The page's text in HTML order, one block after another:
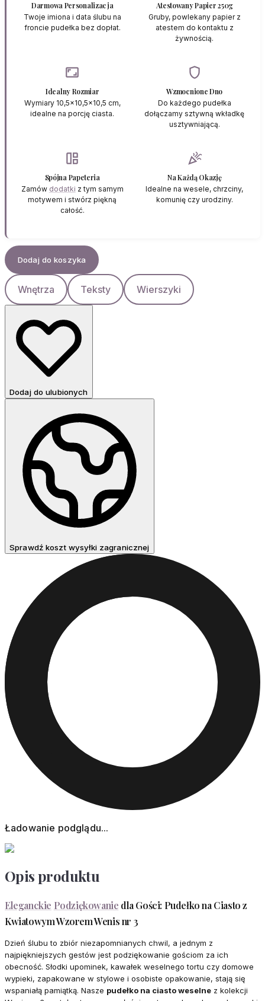
Darmowa Personalizacja
Twoje imiona i data ślubu na
froncie pudełka bez dopłat.
Atestowany Papier 250g
Gruby, powlekany papier z
atestem do kontaktu z
żywnością.
aspect_ratio
Idealny Rozmiar
Wymiary 10,5x10,5x10,5 cm,
idealne na porcję ciasta.
shield
Wzmocnione Dno
Do każdego pudełka
dołączamy sztywną wkładkę
usztywniającą.
auto_awesome_mosaic
Spójna Papeteria
Zamów dodatki z tym samym
motywem i stwórz piękną
całość.
celebration
Na Każdą Okazję
Idealne na wesele, chrzciny,
komunię czy urodziny.
Dodaj do koszyka
Wnętrza Teksty Wierszyki
Dodaj do ulubionych
Sprawdź koszt wysyłki zagranicznej
Ładowanie podglądu...
Opis produktu
Eleganckie Podziękowanie dla Gości: Pudełko na Ciasto z
Kwiatowym Wzorem Wenis nr 3
Dzień ślubu to zbiór niezapomnianych chwil, a jednym z
najpiękniejszych gestów jest podziękowanie gościom za ich
obecność. Słodki upominek, kawałek weselnego tortu czy domowe
wypieki, zapakowane w stylowe i osobiste opakowanie, stają się
wspaniałą pamiątką. Nasze pudełko na ciasto weselne z kolekcji